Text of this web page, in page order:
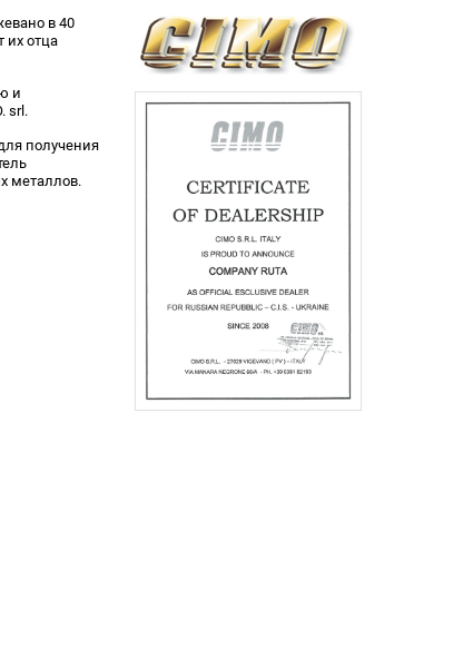
в 40
их отца
и
srl.
получения
металлов.